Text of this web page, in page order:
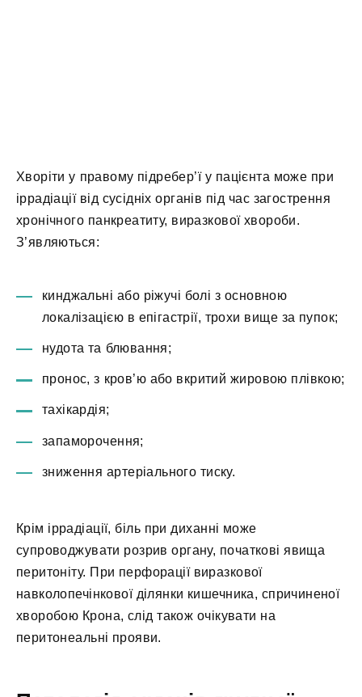
Хворіти у правому підребер’ї у пацієнта може при
іррадіації від сусідніх органів під час загострення
хронічного панкреатиту, виразкової хвороби.
З’являються:
кинджальні або ріжучі болі з основною
локалізацією в епігастрії, трохи вище за пупок;
нудота та блювання;
пронос, з кров’ю або вкритий жировою плівкою;
тахікардія;
запаморочення;
зниження артеріального тиску.
Крім іррадіації, біль при диханні може
супроводжувати розрив органу, початкові явища
перитоніту. При перфорації виразкової
навколопечінкової ділянки кишечника, спричиненої
хворобою Крона, слід також очікувати на
перитонеальні прояви.